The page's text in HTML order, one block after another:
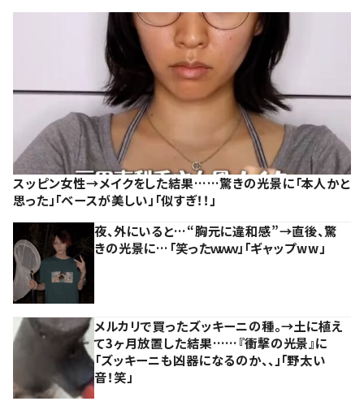
スッピン女性→メイクをした結果……驚きの光景に「本人かと
思った」「ベースが美しい」「似すぎ！！」
夜、外にいると…“胸元に違和感”→直後、驚
きの光景に…「笑ったｗｗｗ」「ギャップww」
メルカリで買ったズッキーニの種。→土に植え
て3ヶ月放置した結果……『衝撃の光景』に
「ズッキーニも凶器になるのか、、」「野太い
音！笑」